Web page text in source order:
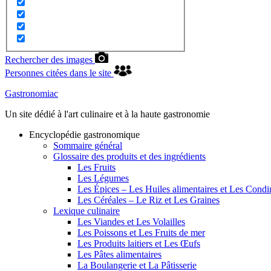
Rechercher des images
Personnes citées dans le site
Gastronomiac
Un site dédié à l'art culinaire et à la haute gastronomie
Encyclopédie gastronomique
Sommaire général
Glossaire des produits et des ingrédients
Les Fruits
Les Légumes
Les Épices – Les Huiles alimentaires et Les
Les Céréales – Le Riz et Les Graines
Lexique culinaire
Les Viandes et Les Volailles
Les Poissons et Les Fruits de mer
Les Produits laitiers et Les Œufs
Les Pâtes alimentaires
La Boulangerie et La Pâtisserie